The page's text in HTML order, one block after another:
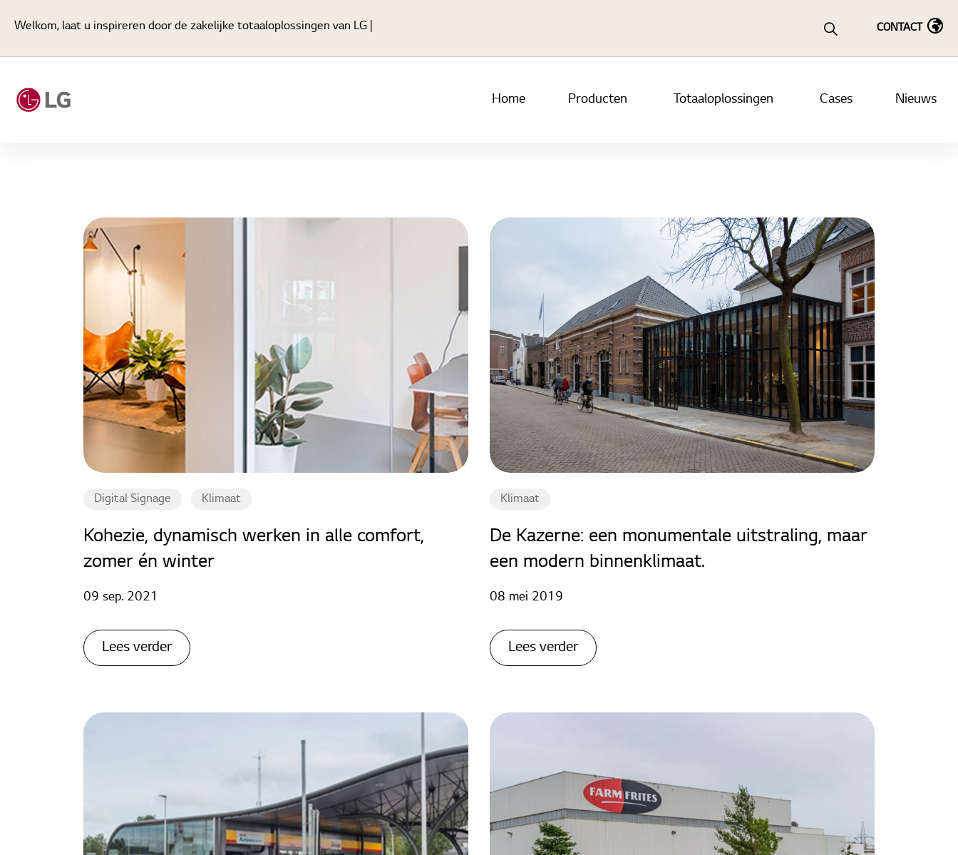
Home Producten Totaaloplossingen Cases Nieuws
CONTACT
Welkom, laat u inspireren door de zakelijke totaaloplossingen van LG |
Digital Signage Klimaat
Kohezie, dynamisch werken in alle comfort,
zomer én winter
09 sep. 2021
Lees verder
Klimaat
De Kazerne: een monumentale uitstraling, maar
een modern binnenklimaat.
08 mei 2019
Lees verder